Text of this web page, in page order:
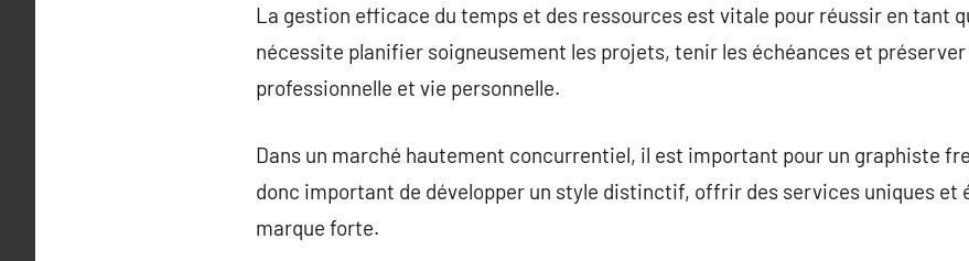
La gestion efficace du temps et des ressources est vitale pour réussir en tant
nécessite planifier soigneusement les projets, tenir les échéances et
professionnelle et vie personnelle.
Dans un marché hautement concurrentiel, il est important pour un graphiste
donc important de développer un style distinctif, offrir des services uniques et
marque forte.